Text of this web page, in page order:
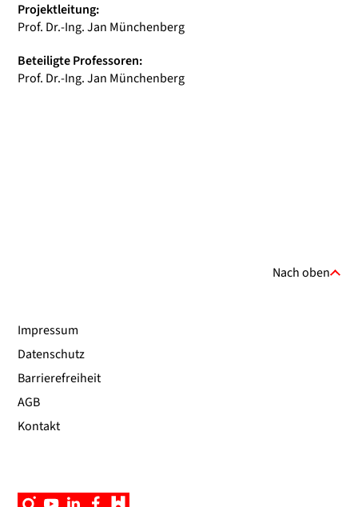
Projektleitung:
Prof. Dr.-Ing. Jan Münchenberg
Beteiligte Professoren:
Prof. Dr.-Ing. Jan Münchenberg
Nach oben
Impressum
Datenschutz
Barrierefreiheit
AGB
Kontakt
Instagram
YouTubeLinkedinFacebookCampus